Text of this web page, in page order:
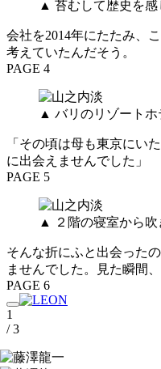
▲ 苔むして歴史を感
会社を2014年にたたみ、
考えていたんだそう。
PAGE 4
▲ バリのリゾートホ
「その頃は母も東京にい
に出会えませんでした」
PAGE 5
▲ ２階の寝室から吹
そんな折にふと出会った
ませんでした。見た瞬間
PAGE 6
1
/ 3